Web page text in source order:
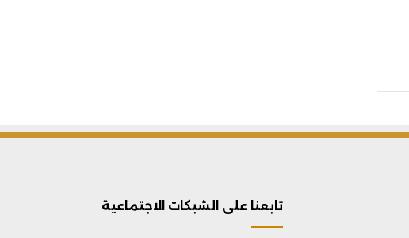
تابعنا على الشبكات الاجتماعية